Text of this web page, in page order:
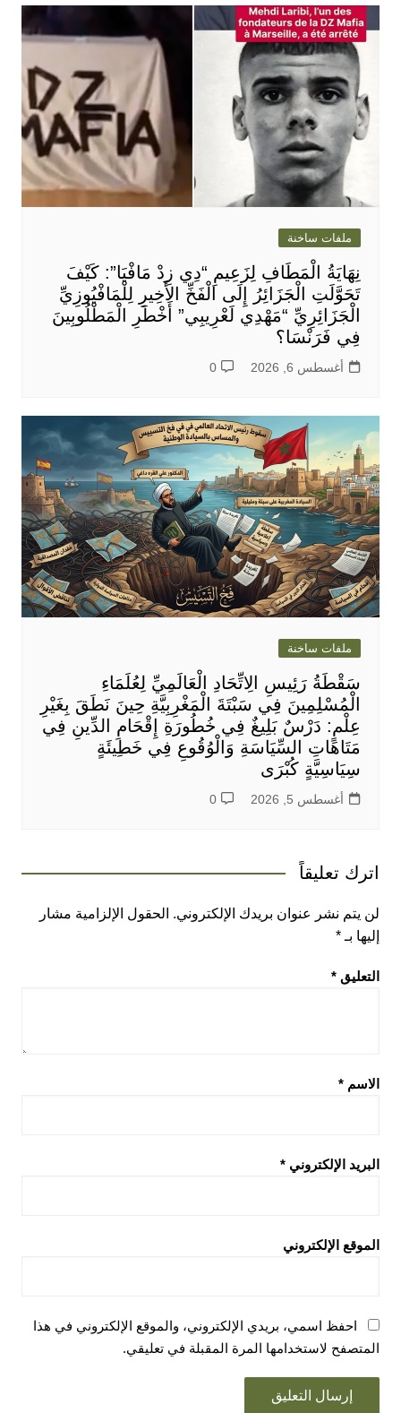
ملفات ساخنة
نِهَايَةُ الْمَطَافِ لِزَعِيمِ “دِي زِدْ مَافْيَا”: كَيْفَ
تَحَوَّلَتِ الْجَزَائِرُ إِلَى الْفَخِّ الأَخِيرِ لِلْمَافْيُوزِيِّ
الْجَزَائِرِيِّ “مَهْدِي لَعْرِيبِي” أَخْطَرِ الْمَطْلُوبِينَ
فِي فَرَنْسَا؟
أغسطس 6, 2026 0
ملفات ساخنة
سَقْطَةُ رَئِيسِ الِاتِّحَادِ الْعَالَمِيِّ لِعُلَمَاءِ
الْمُسْلِمِينَ فِي سَبْتَةَ الْمَغْرِبِيَّةِ حِينَ نَطَقَ بِغَيْرِ
عِلْمٍ: دَرْسٌ بَلِيغٌ فِي خُطُورَةِ إِقْحَامِ الدِّينِ فِي
مَتَاهَاتِ السِّيَاسَةِ وَالْوُقُوعِ فِي خَطِيئَةٍ
سِيَاسِيَّةٍ كُبْرَى
أغسطس 5, 2026 0
اترك تعليقاً
لن يتم نشر عنوان بريدك الإلكتروني. الحقول الإلزامية مشار
إليها بـ *
التعليق *
الاسم *
البريد الإلكتروني *
الموقع الإلكتروني
احفظ اسمي، بريدي الإلكتروني، والموقع الإلكتروني في هذا
المتصفح لاستخدامها المرة المقبلة في تعليقي.